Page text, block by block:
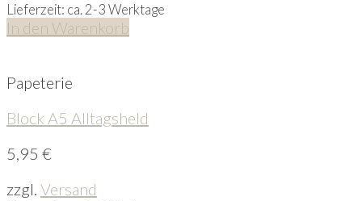
Lieferzeit: ca. 2-3 Werktage
In den Warenkorb
Papeterie
Block A5 Alltagsheld
5,95 €
zzgl. Versand